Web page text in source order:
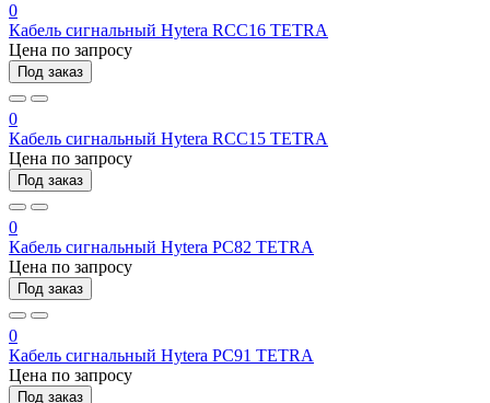
0
Кабель сигнальный Hytera RCC16 TETRA
Цена по запросу
Под заказ
0
Кабель сигнальный Hytera RCC15 TETRA
Цена по запросу
Под заказ
0
Кабель сигнальный Hytera PC82 TETRA
Цена по запросу
Под заказ
0
Кабель сигнальный Hytera PC91 TETRA
Цена по запросу
Под заказ